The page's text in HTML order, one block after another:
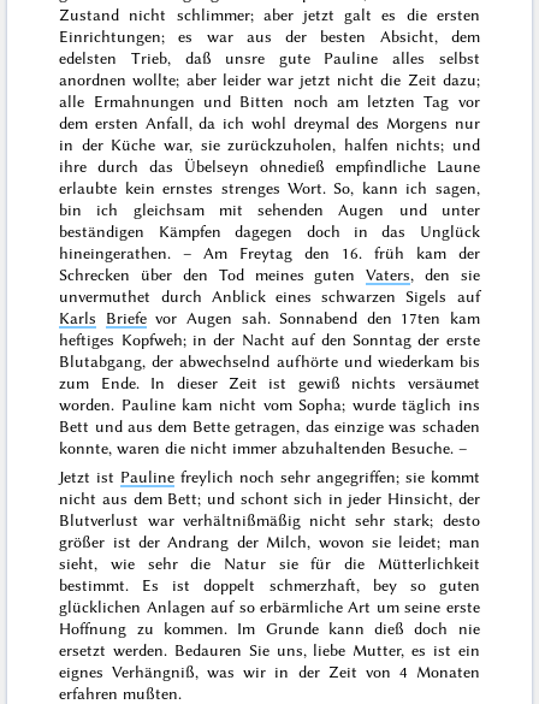
Zustand nicht schlimmer; aber jetzt galt es die ersten
Einrichtungen; es war aus der besten Absicht, dem
edelsten Trieb, daß unsre gute Pauline alles selbst
anordnen wollte; aber leider war jetzt nicht die Zeit dazu;
alle Ermahnungen und Bitten noch am letzten Tag vor
dem ersten Anfall, da ich wohl dreymal des Morgens nur
in der Küche war, sie zurückzuholen, halfen nichts; und
ihre durch das Übelseyn ohnedieß empfindliche Laune
erlaubte kein ernstes strenges Wort. So, kann ich sagen,
bin ich gleichsam mit sehenden Augen und unter
beständigen Kämpfen dagegen doch in das Unglück
hineingerathen. – Am Freytag den 16. früh kam der
Schrecken über den Tod meines gutenVaters, den sie
unvermuthet durch Anblick eines schwarzen Sigels auf
Karls
Briefevor Augen sah. Sonnabend den 17ten kam
heftiges Kopfweh; in der Nacht auf den Sonntagder erste
Blutabgang, der abwechselnd aufhörte und wiederkam bis
zum Ende. In dieser Zeit ist gewiß nichts versäumet
worden. Pauline kam nicht vom Sopha; wurde täglich ins
Bett und aus dem Bette getragen, das einzige was schaden
konnte, waren die nicht immer abzuhaltenden Besuche. –
Jetzt ist Pauline freylich noch sehr angegriffen; sie kommt
nicht aus dem Bett; und schont sich in jeder Hinsicht, der
Blutverlust war verhältnißmäßig nicht sehr stark; desto
größer ist der Andrang der Milch, wovon sie leidet; man
sieht, wie sehr die Natur sie für die Mütterlichkeit
bestimmt. Es ist doppelt schmerzhaft, bey so guten
glücklichen Anlagen auf so erbärmliche Art um seine erste
Hoffnung zu kommen. Im Grunde kann dieß doch nie
ersetzt werden. Bedauren Sie uns, liebe Mutter, es ist ein
eignes Verhängniß, was wir in der Zeit von 4 Monaten
erfahren mußten.